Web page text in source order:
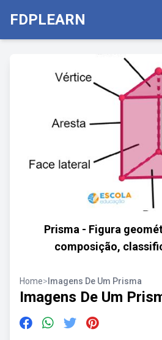
FDPLEARN
Prisma - Figura
composição,
Home> Imagens De Um Prisma
Imagens De Um